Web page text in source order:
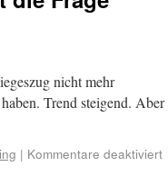
nicht mehr
Trend steigend. Aber
| Kommentare deaktiviert